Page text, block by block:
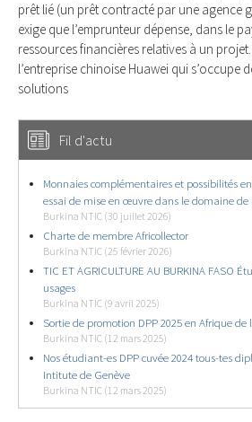
prêt lié (un prêt contracté par une agence
exige que l’emprunteur dépense, dans le
ressources financières relatives à un
l’entreprise chinoise Huawei qui s’occupe
solutions
Fil d'actu
Monnaies complémentaires et possibilités
essai de mise en œuvre dans le domaine de
Burkina NTIC (30 juillet 2026)
Charte de membre Africollector
Burkina NTIC (25 février 2026)
TIC ET AGRICULTURE AU BURKINA FASO
usages
Burkina NTIC (9 avril 2025)
Sortie de promotion DPP 2025 en Afrique de
Burkina NTIC (12 mars 2025)
Nos étudiant-es DPP cuvée 2024 tous-tes
Intitute de Genève
Burkina NTIC (12 mars 2025)